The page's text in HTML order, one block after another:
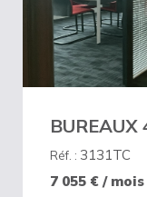
BUREAUX
Réf. : 3131TC
7 055 € / mois